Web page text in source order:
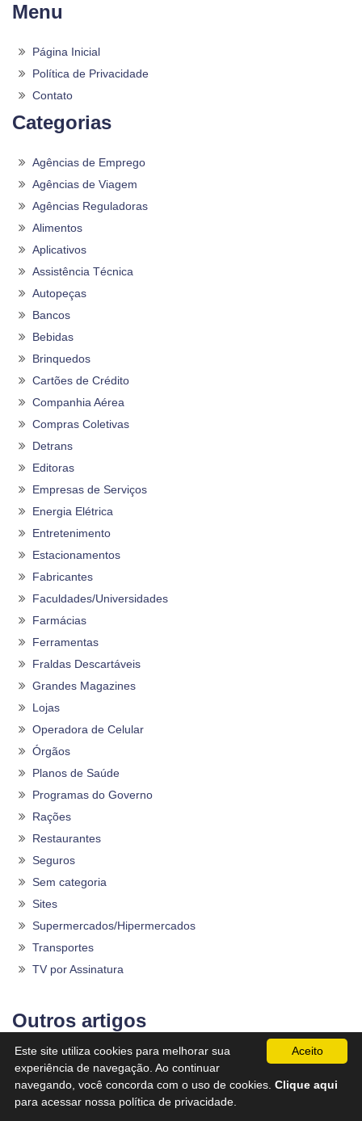
Menu
Página Inicial
Política de Privacidade
Contato
Categorias
Agências de Emprego
Agências de Viagem
Agências Reguladoras
Alimentos
Aplicativos
Assistência Técnica
Autopeças
Bancos
Bebidas
Brinquedos
Cartões de Crédito
Companhia Aérea
Compras Coletivas
Detrans
Editoras
Empresas de Serviços
Energia Elétrica
Entretenimento
Estacionamentos
Fabricantes
Faculdades/Universidades
Farmácias
Ferramentas
Fraldas Descartáveis
Grandes Magazines
Lojas
Operadora de Celular
Órgãos
Planos de Saúde
Programas do Governo
Rações
Restaurantes
Seguros
Sem categoria
Sites
Supermercados/Hipermercados
Transportes
TV por Assinatura
Outros artigos
Órama – SAC, Telefone 0800, Reclamação ao banco
Banco Rendimento -SAC, Telefone 0800, Reclamação
Financeira Alfa – SAC, Telefone 0800, Reclamações
Aceito
Este site utiliza cookies para melhorar sua
experiência de navegação. Ao continuar
navegando, você concorda com o uso de cookies. Clique aqui
para acessar nossa política de privacidade.